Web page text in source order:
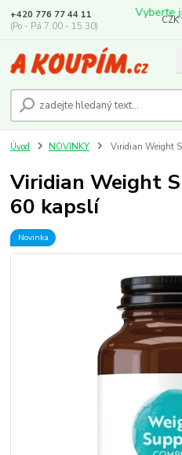
Vyberte
CZK
+420 776 77 44 11
(Po - Pá 7.00 - 15.30)
Úvod NOVINKY Viridian Weight
Viridian Weight
60 kapslí
Novinka